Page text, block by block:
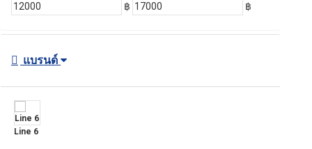
฿ ฿
แบรนด์
Line 6